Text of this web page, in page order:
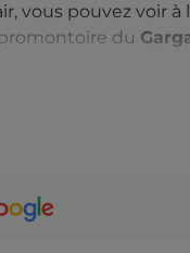
vous pouvez voir
du
est conservé un